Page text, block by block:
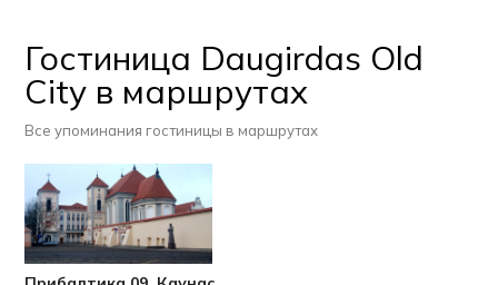
Гостиница Daugirdas Old
City в маршрутах
Все упоминания гостиницы в маршрутах